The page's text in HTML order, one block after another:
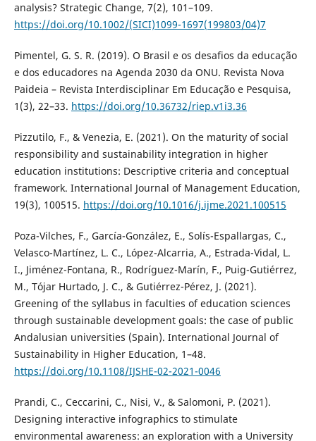
analysis? Strategic Change, 7(2), 101–109.
https://doi.org/10.1002/(SICI)1099-1697(199803/04)7
Pimentel, G. S. R. (2019). O Brasil e os desafios da educação
e dos educadores na Agenda 2030 da ONU. Revista Nova
Paideia – Revista Interdisciplinar Em Educação e Pesquisa,
1(3), 22–33. https://doi.org/10.36732/riep.v1i3.36
Pizzutilo, F., & Venezia, E. (2021). On the maturity of social
responsibility and sustainability integration in higher
education institutions: Descriptive criteria and conceptual
framework. International Journal of Management Education,
19(3), 100515. https://doi.org/10.1016/j.ijme.2021.100515
Poza-Vilches, F., García-González, E., Solís-Espallargas, C.,
Velasco-Martínez, L. C., López-Alcarria, A., Estrada-Vidal, L.
I., Jiménez-Fontana, R., Rodríguez-Marín, F., Puig-Gutiérrez,
M., Tójar Hurtado, J. C., & Gutiérrez-Pérez, J. (2021).
Greening of the syllabus in faculties of education sciences
through sustainable development goals: the case of public
Andalusian universities (Spain). International Journal of
Sustainability in Higher Education, 1–48.
https://doi.org/10.1108/IJSHE-02-2021-0046
Prandi, C., Ceccarini, C., Nisi, V., & Salomoni, P. (2021).
Designing interactive infographics to stimulate
environmental awareness: an exploration with a University